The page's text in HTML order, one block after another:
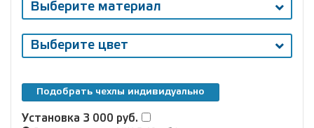
Выберите материал
Выберите цвет
Подобрать чехлы индивидуально
Установка 3 000 руб.